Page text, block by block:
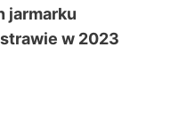
jarmarku
w 2023